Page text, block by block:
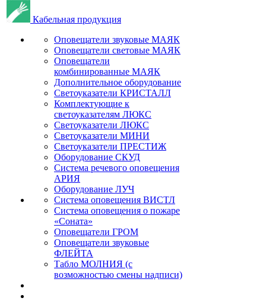
Кабельная продукция
Оповещатели звуковые МАЯК
Оповещатели световые МАЯК
Оповещатели
комбинированные МАЯК
Дополнительное оборудование
Светоуказатели КРИСТАЛЛ
Комплектующие к
светоуказателям ЛЮКС
Светоуказатели ЛЮКС
Светоуказатели МИНИ
Светоуказатели ПРЕСТИЖ
Оборудование СКУД
Система речевого оповещения
АРИЯ
Оборудование ЛУЧ
Система оповещения ВИСТЛ
Система оповещения о пожаре
«Соната»
Оповещатели ГРОМ
Оповещатели звуковые
ФЛЕЙТА
Табло МОЛНИЯ (с
возможностью смены надписи)